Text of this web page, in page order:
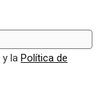
y la Política de